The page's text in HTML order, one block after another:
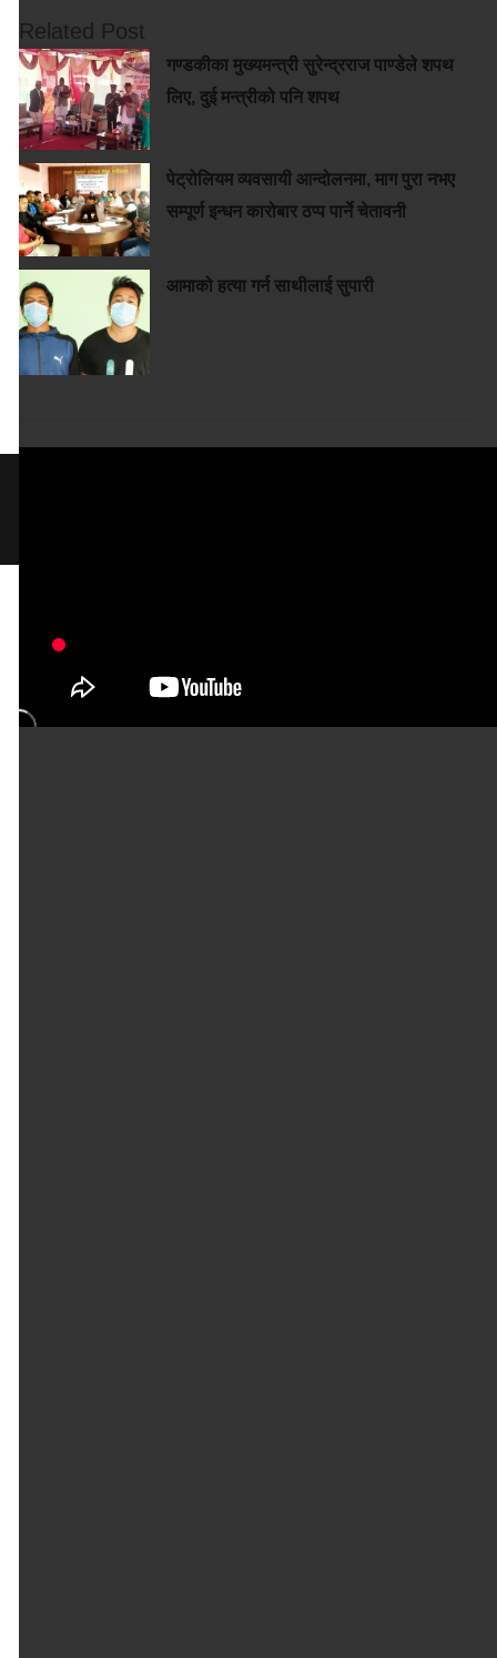
Related Post
गण्डकीका मुख्यमन्त्री सुरेन्द्रराज पाण्डेले शपथ
लिए, दुई मन्त्रीको पनि शपथ
पेट्रोलियम व्यवसायी आन्दोलनमा, माग पुरा नभए
सम्पूर्ण इन्धन कारोबार ठप्प पार्ने चेतावनी
आमाको हत्या गर्न साथीलाई सुपारी